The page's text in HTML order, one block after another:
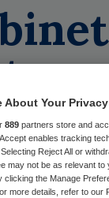
About Your Privacy
889 partners store and
enables tracking
Reject All or
may not be as relevant
clicking the Manage
more details, refer to our